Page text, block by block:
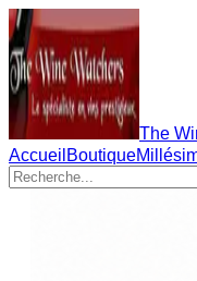
The
Accueil Boutique